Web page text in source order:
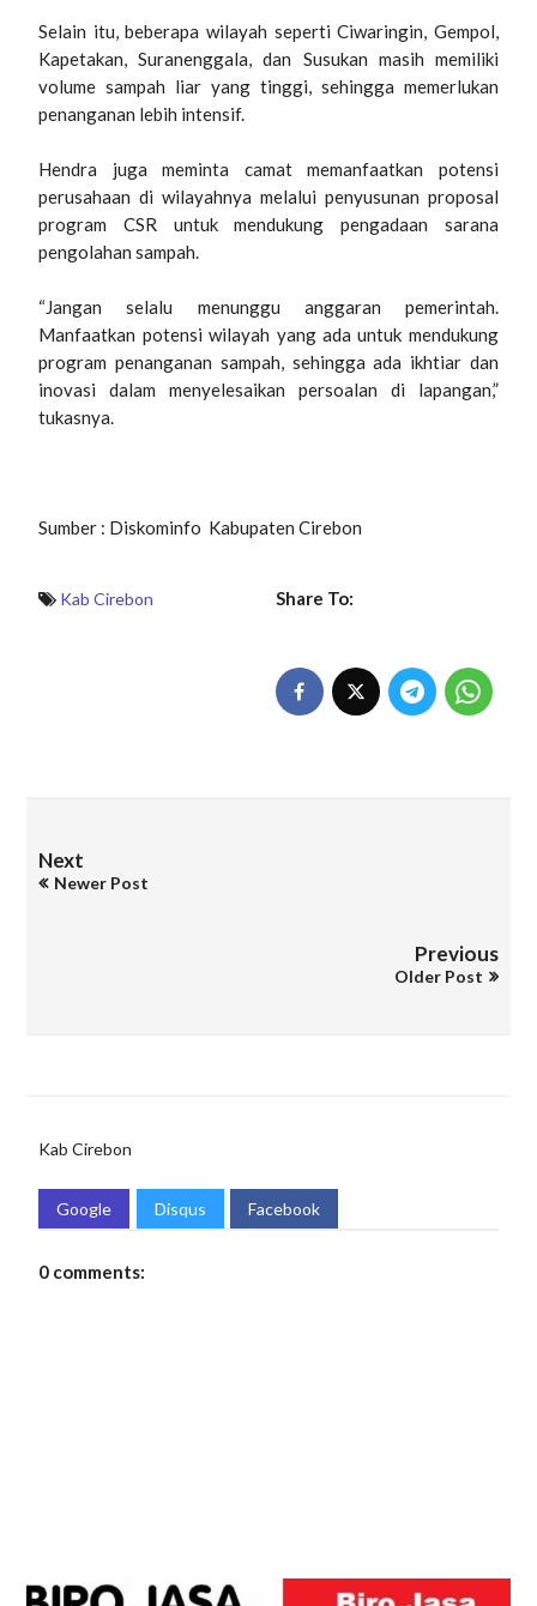
Selain itu, beberapa wilayah seperti Ciwaringin, Gempol,
Kapetakan, Suranenggala, dan Susukan masih memiliki
volume sampah liar yang tinggi, sehingga memerlukan
penanganan lebih intensif.
Hendra juga meminta camat memanfaatkan potensi
perusahaan di wilayahnya melalui penyusunan proposal
program CSR untuk mendukung pengadaan sarana
pengolahan sampah.
“Jangan selalu menunggu anggaran pemerintah.
Manfaatkan potensi wilayah yang ada untuk mendukung
program penanganan sampah, sehingga ada ikhtiar dan
inovasi dalam menyelesaikan persoalan di lapangan,”
tukasnya.
Sumber : Diskominfo Kabupaten Cirebon
Kab Cirebon Share To:
Next
Newer Post
Previous
Older Post
Kab Cirebon
Google Disqus Facebook
0 comments: